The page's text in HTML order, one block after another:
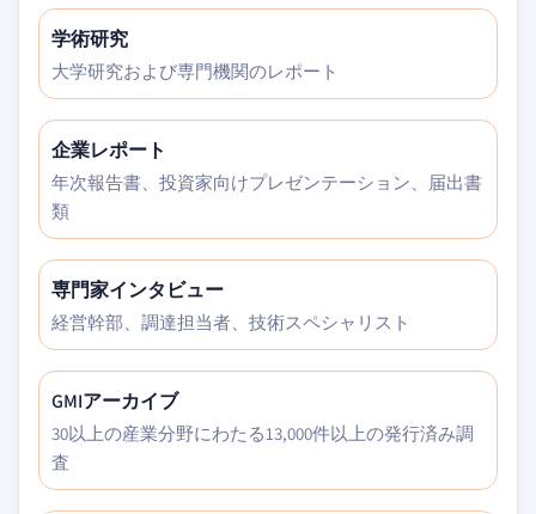
学術研究
大学研究および専門機関のレポート
企業レポート
年次報告書、投資家向けプレゼンテーション、届出書
類
専門家インタビュー
経営幹部、調達担当者、技術スペシャリスト
GMIアーカイブ
30以上の産業分野にわたる13,000件以上の発行済み調
査